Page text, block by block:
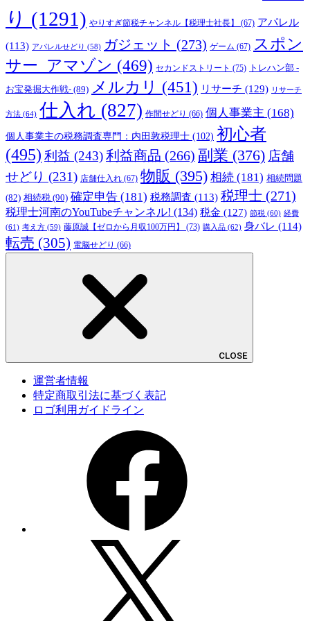
り (1291) やりすぎ節税チャンネル【税理士社長】 (67) アパレル
(113) アパレルせどり (58) ガジェット (273) ゲーム (67) スポン
サー_アマゾン (469) セカンドストリート (75) トレハン部 -
お宝発掘大作戦- (89) メルカリ (451) リサーチ (129) リサーチ
方法 (64) 仕入れ (827) 作間せどり (66) 個人事業主 (168)
個人事業主の税務調査専門：内田敦税理士 (102) 初心者
(495) 利益 (243)利益商品 (266) 副業 (376) 店舗
せどり (231) 店舗仕入れ (67) 物販 (395) 相続 (181) 相続問題
(82) 相続税 (90) 確定申告 (181) 税務調査 (113) 税理士 (271)
税理士河南のYouTubeチャンネル! (134) 税金 (127) 節税 (60) 経費
(61) 考え方 (59) 藤原誠【ゼロから月収100万円】 (73) 購入品 (62) 身バレ (114)
転売 (305) 電脳せどり (66)
CLOSE
運営者情報
特定商取引法に基づく表記
ロゴ利用ガイドライン